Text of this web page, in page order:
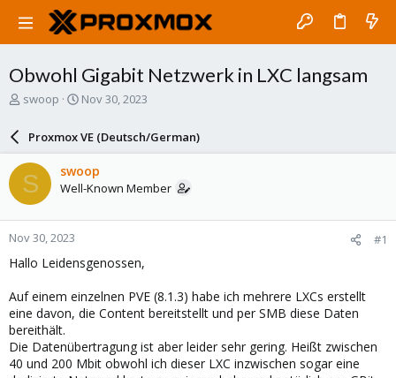
Obwohl Gigabit Netzwerk in LXC langsam
T
a
d
s
t
a
r
t
e
r
swoop
S
a
r
d
a
e
Nov 30, 2023
Proxmox VE (Deutsch/German)
S swoop
Well-Known Member
Nov 30, 2023 #1
Hallo Leidensgenossen,
Auf einem einzelnen PVE (8.1.3) habe ich mehrere LXCs erstellt
eine davon, die Content bereitstellt und per SMB diese Daten
bereithält.
Die Datenübertragung ist aber leider sehr gering. Heißt zwischen
40 und 200 Mbit obwohl ich dieser LXC inzwischen sogar eine